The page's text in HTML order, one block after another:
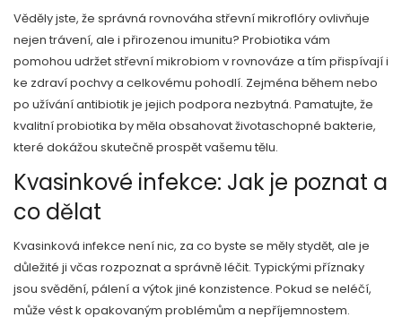
Věděly jste, že správná rovnováha střevní mikroflóry ovlivňuje
nejen trávení, ale i přirozenou imunitu? Probiotika vám
pomohou udržet střevní mikrobiom v rovnováze a tím přispívají i
ke zdraví pochvy a celkovému pohodlí. Zejména během nebo
po užívání antibiotik je jejich podpora nezbytná. Pamatujte, že
kvalitní probiotika by měla obsahovat životaschopné bakterie,
které dokážou skutečně prospět vašemu tělu.
Kvasinkové infekce: Jak je poznat a
co dělat
Kvasinková infekce není nic, za co byste se měly stydět, ale je
důležité ji včas rozpoznat a správně léčit. Typickými příznaky
jsou svědění, pálení a výtok jiné konzistence. Pokud se neléčí,
může vést k opakovaným problémům a nepříjemnostem.